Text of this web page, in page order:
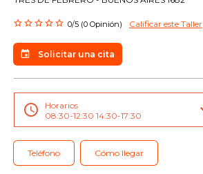
La Marca
Gama Eurorepar
Nuestra Actualidad
Promociones
Nuestras prestaciones
0/5 (0 Opinión) Calificar este Taller
Solicitar una cita
Horarios
08:30-12:30 14:30-17:30
Teléfono Cómo llegar